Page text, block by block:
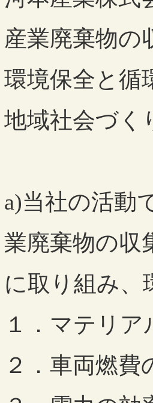
産業廃棄物の
環境保全と循
地域社会づく
a)当社の活動
業廃棄物の収
に取り組み、
１．マテリ
２．車両燃費